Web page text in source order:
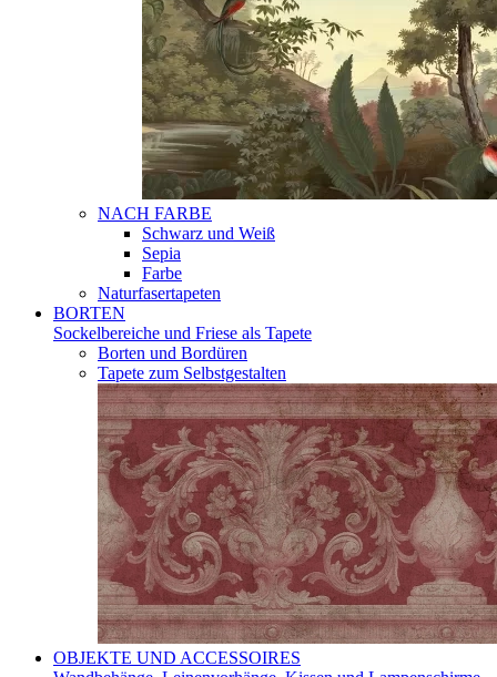
NACH FARBE
Schwarz und Weiß
Sepia
Farbe
Naturfasertapeten
BORTEN
Sockelbereiche und Friese als Tapete
Borten und Bordüren
Tapete zum Selbstgestalten
OBJEKTE UND ACCESSOIRES